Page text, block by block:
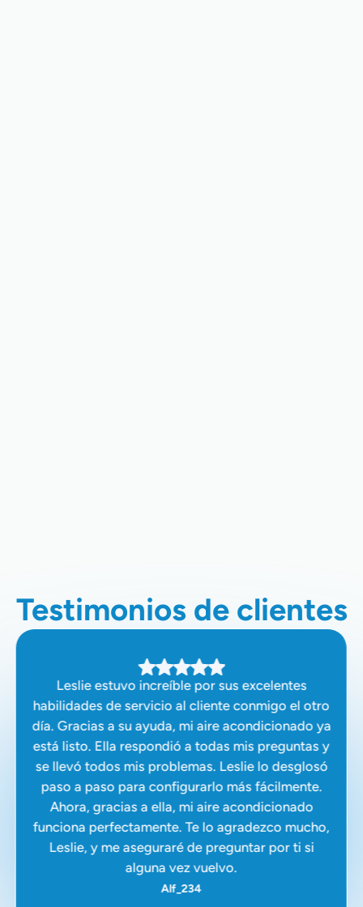
Testimonios de clientes
Leslie estuvo increíble por sus excelentes
habilidades de servicio al cliente conmigo el otro
día. Gracias a su ayuda, mi aire acondicionado ya
está listo. Ella respondió a todas mis preguntas y
se llevó todos mis problemas. Leslie lo desglosó
paso a paso para configurarlo más fácilmente.
Ahora, gracias a ella, mi aire acondicionado
funciona perfectamente. Te lo agradezco mucho,
Leslie, y me aseguraré de preguntar por ti si
alguna vez vuelvo.
Alf_234